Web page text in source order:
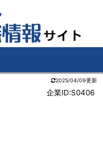
2025/04/09更新
企業ID:S0406